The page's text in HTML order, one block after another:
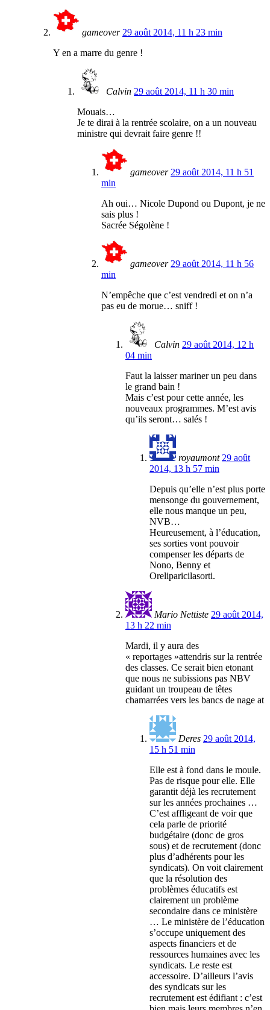
gameover 29 août 2014, 11 h 23 min
Y en a marre du genre !
Calvin 29 août 2014, 11 h 30 min
Mouais…
Je te dirai à la rentrée scolaire, on a un nouveau
ministre qui devrait faire genre !!
gameover 29 août 2014, 11 h 51
min
Ah oui… Nicole Dupond ou Dupont, je ne
sais plus !
Sacrée Ségolène !
gameover 29 août 2014, 11 h 56
min
N’empêche que c’est vendredi et on n’a
pas eu de morue… sniff !
Calvin 29 août 2014, 12 h
04 min
Faut la laisser mariner un peu dans
le grand bain !
Mais c’est pour cette année, les
nouveaux programmes. M’est avis
qu’ils seront… salés !
royaumont 29 août
2014, 13 h 57 min
Depuis qu’elle n’est plus porte
mensonge du gouvernement,
elle nous manque un peu,
NVB…
Heureusement, à l’éducation,
ses sorties vont pouvoir
compenser les départs de
Nono, Benny et
Oreliparicilasorti.
Mario Nettiste 29 août 2014,
13 h 22 min
Mardi, il y aura des
« reportages »attendris sur la rentrée
des classes. Ce serait bien etonant
que nous ne subissions pas NBV
guidant un troupeau de têtes
chamarrées vers les bancs de nage at
Deres 29 août 2014,
15 h 51 min
Elle est à fond dans le moule.
Pas de risque pour elle. Elle
garantit déjà les recrutement
sur les années prochaines …
C’est affligeant de voir que
cela parle de priorité
budgétaire (donc de gros
sous) et de recrutement (donc
plus d’adhérents pour les
syndicats). On voit clairement
que la résolution des
problèmes éducatifs est
clairement un problème
secondaire dans ce ministère
… Le ministère de l’éducation
s’occupe uniquement des
aspects financiers et de
ressources humaines avec les
syndicats. Le reste est
accessoire. D’ailleurs l’avis
des syndicats sur les
recrutement est édifiant : c’est